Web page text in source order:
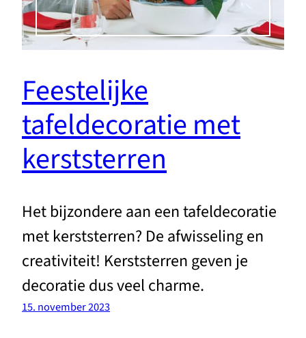
Feestelijke
tafeldecoratie met
kerststerren
Het bijzondere aan een tafeldecoratie
met kerststerren? De afwisseling en
creativiteit! Kerststerren geven je
decoratie dus veel charme.
15. november 2023